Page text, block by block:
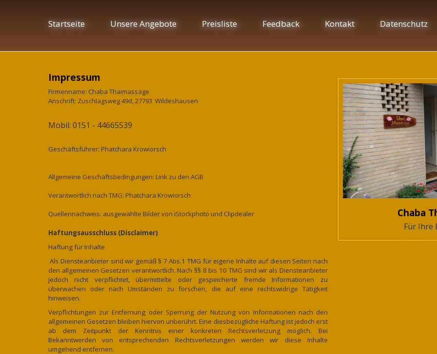
Startseite Unsere Angebote Preisliste Feedback Kontakt Datenschutz
Impressum
Firmenname: Chaba Thaimassage
Anschrift: Zuschlagsweg 49d, 27793 Wildeshausen
Mobil: 0151 - 44665539
Geschäftsführer: Phatchara Krowiorsch
Allgemeine Geschäftsbedingungen: Link zu den AGB
Verantwortlich nach TMG: Phatchara Krowiorsch
Quellennachweis: ausgewählte Bilder von iStockphoto und Clipdealer
Haftungsausschluss (Disclaimer)
Haftung für Inhalte
Als Diensteanbieter sind wir gemäß § 7 Abs.1 TMG für eigene Inhalte auf diesen Seiten nach
den allgemeinen Gesetzen verantwortlich. Nach §§ 8 bis 10 TMG sind wir als Diensteanbieter
jedoch nicht verpflichtet, übermittelte oder gespeicherte fremde Informationen zu
überwachen oder nach Umständen zu forschen, die auf eine rechtswidrige Tätigkeit
hinweisen.
Verpflichtungen zur Entfernung oder Sperrung der Nutzung von Informationen nach den
allgemeinen Gesetzen bleiben hiervon unberührt. Eine diesbezügliche Haftung ist jedoch erst
ab dem Zeitpunkt der Kenntnis einer konkreten Rechtsverletzung möglich. Bei
Bekanntwerden von entsprechenden Rechtsverletzungen werden wir diese Inhalte
umgehend entfernen.
Chaba
Für Ihre